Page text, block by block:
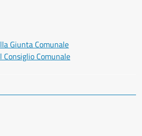
Giunta Comunale
Comunale